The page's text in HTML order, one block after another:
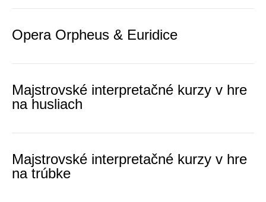
Opera Orpheus & Euridice
Majstrovské interpretačné kurzy v hre
na husliach
Majstrovské interpretačné kurzy v hre
na trúbke